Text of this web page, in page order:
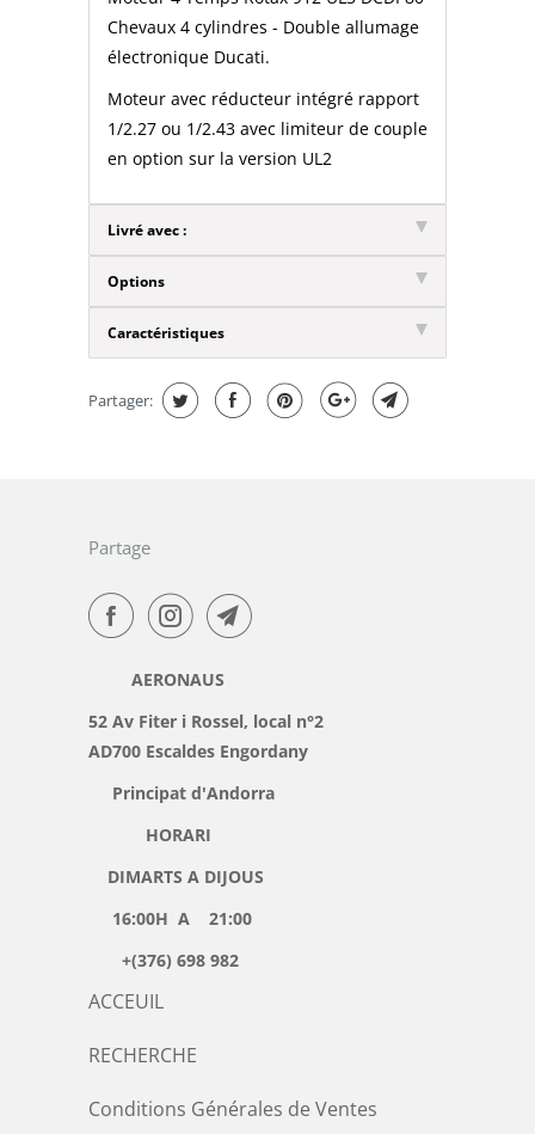
Chevaux 4 cylindres - Double allumage
électronique Ducati.
Moteur avec réducteur intégré rapport
1/2.27 ou 1/2.43 avec limiteur de couple
en option sur la version UL2
Livré avec :
Options
Caractéristiques
Partager:
Partage
AERONAUS
52 Av Fiter i Rossel, local n°2
AD700 Escaldes Engordany
Principat d'Andorra
HORARI
DIMARTS A DIJOUS
16:00H A 21:00
+(376) 698 982
ACCEUIL
RECHERCHE
Conditions Générales de Ventes